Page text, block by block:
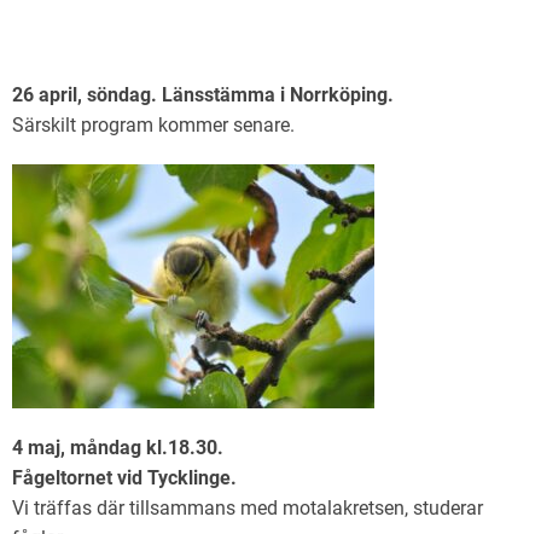
26 april, söndag. Länsstämma i Norrköping.
Särskilt program kommer senare.
4 maj, måndag kl.18.30.
Fågeltornet vid Tycklinge.
Vi träffas där tillsammans med motalakretsen, studerar